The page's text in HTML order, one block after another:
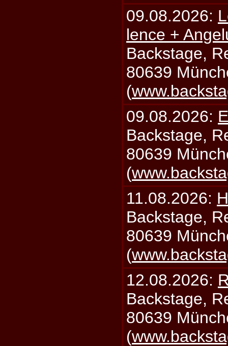
09.08.2026:
lence +
Backstage,
80639
(
09.08.2026:
Backstage,
80639
(
11.08.2026:
Backstage,
80639
(
12.08.2026:
Backstage,
80639
(